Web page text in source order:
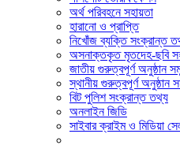
বৈরাতিহাট
সিডিএমএস
পুলিশ
সাইবার
পুলিশ
মোটরযান
রেশন ষ্টোর
অফিস
হিসাব
অর্থ পরিবহনে সহায়তা
হারানো ও প্রাপ্তি
নিখোঁজ ব্যক্তি সংক্রান্ত
অসনাক্তকৃত মৃতদেহ-ছবি
জাতীয় গুরুত্বপূর্ণ অনুষ্ঠান
স্থানীয় গুরুত্বপূর্ণ অনুষ্ঠান
বিট পুলিশ সংক্রান্ত তথ্য
অনলাইন জিডি
সাইবার ক্রাইম ও মিডিয়া